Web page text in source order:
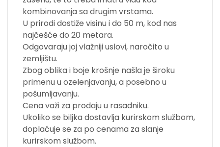
kombinovanja sa drugim vrstama.
U prirodi dostiže visinu i do 50 m, kod nas
najčešće do 20 metara.
Odgovaraju joj vlažniji uslovi, naročito u
zemljištu.
Zbog oblika i boje krošnje našla je široku
primenu u ozelenjavanju, a posebno u
pošumljavanju.
Cena važi za prodaju u rasadniku.
Ukoliko se biljka dostavlja kurirskom službom,
doplaćuje se za po cenama za slanje
kurirskom službom.